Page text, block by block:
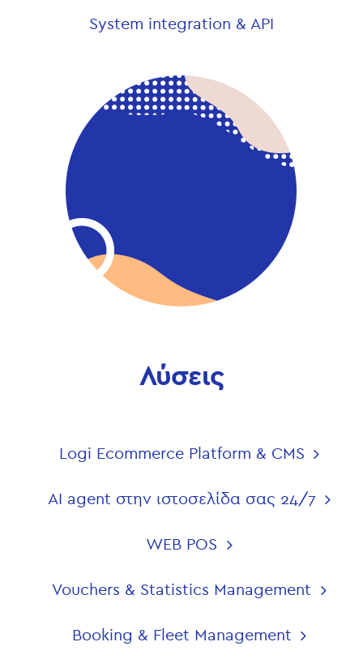
System integration & API
Λύσεις
Logi Ecommerce Platform & CMS
AI agent στην ιστοσελίδα σας 24/7
WEB POS
Vouchers & Statistics Management
Booking & Fleet Management